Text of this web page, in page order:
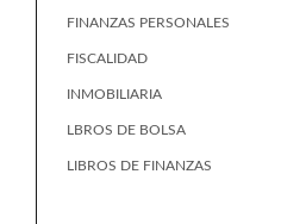
FINANZAS PERSONALES
FISCALIDAD
INMOBILIARIA
LBROS DE BOLSA
LIBROS DE FINANZAS